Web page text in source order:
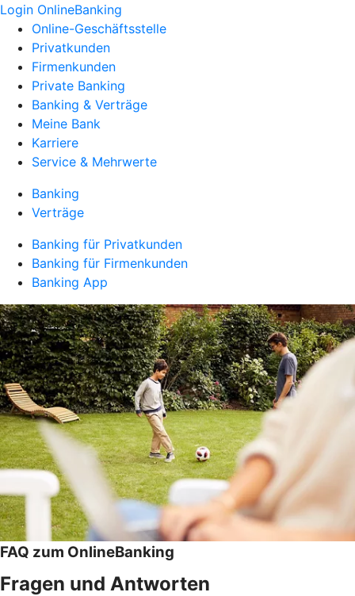
Login OnlineBanking
Online-Geschäftsstelle
Privatkunden
Firmenkunden
Private Banking
Banking & Verträge
Meine Bank
Karriere
Service & Mehrwerte
Banking
Verträge
Banking für Privatkunden
Banking für Firmenkunden
Banking App
FAQ zum OnlineBanking
Fragen und Antworten